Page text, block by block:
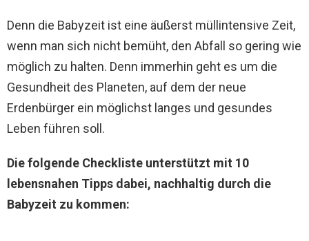
Denn die Babyzeit ist eine äußerst müllintensive Zeit,
wenn man sich nicht bemüht, den Abfall so gering wie
möglich zu halten. Denn immerhin geht es um die
Gesundheit des Planeten, auf dem der neue
Erdenbürger ein möglichst langes und gesundes
Leben führen soll.
Die folgende Checkliste unterstützt mit 10
lebensnahen Tipps dabei, nachhaltig durch die
Babyzeit zu kommen: